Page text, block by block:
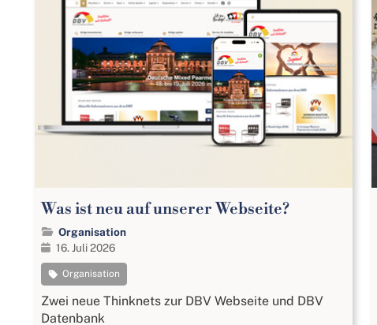
Was ist neu auf unserer Webseite?
Organisation
16. Juli 2026
Organisation
Zwei neue Thinknets zur DBV Webseite und DBV
Datenbank